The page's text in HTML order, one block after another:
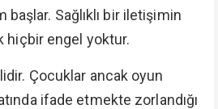
başlar. Sağlıklı bir iletişimin
hiçbir engel yoktur.
Çocuklar ancak oyun
ifade etmekte zorlandığı